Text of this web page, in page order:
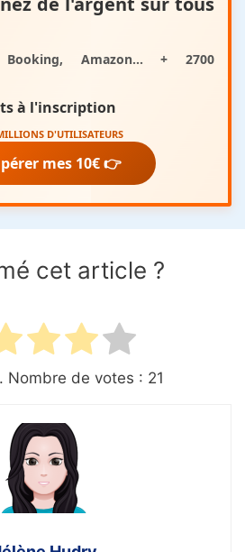
Booking, Amazon... + 2700
à l'inscription
D'UTILISATEURS
mes 10€ 👉
cet article ?
Nombre de votes : 21